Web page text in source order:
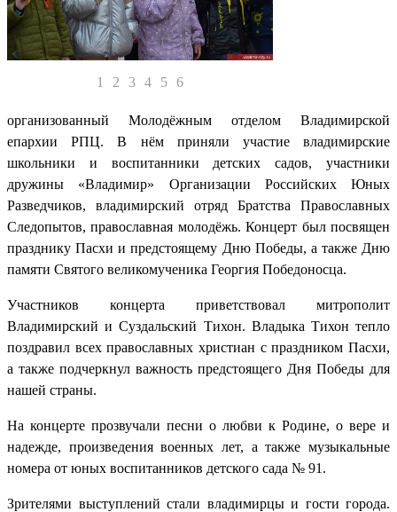
1 2 3 4 5 6
организованный Молодёжным отделом Владимирской
епархии РПЦ. В нём приняли участие владимирские
школьники и воспитанники детских садов, участники
дружины «Владимир» Организации Российских Юных
Разведчиков, владимирский отряд Братства Православных
Следопытов, православная молодёжь. Концерт был посвящен
празднику Пасхи и предстоящему Дню Победы, а также Дню
памяти Святого великомученика Георгия Победоносца.
Участников концерта приветствовал митрополит
Владимирский и Суздальский Тихон. Владыка Тихон тепло
поздравил всех православных христиан с праздником Пасхи,
а также подчеркнул важность предстоящего Дня Победы для
нашей страны.
На концерте прозвучали песни о любви к Родине, о вере и
надежде, произведения военных лет, а также музыкальные
номера от юных воспитанников детского сада № 91.
Зрителями выступлений стали владимирцы и гости города.